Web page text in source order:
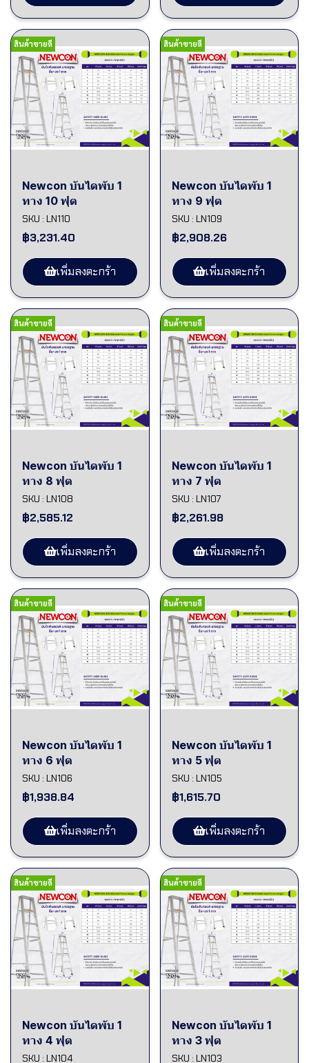
สินค้าขายดี
Newcon บันไดพับ 1
ทาง 10 ฟุต
SKU : LN110
฿3,231.40
เพิ่มลงตะกร้า
สินค้าขายดี
Newcon บันไดพับ 1
ทาง 9 ฟุต
SKU : LN109
฿2,908.26
เพิ่มลงตะกร้า
สินค้าขายดี
Newcon บันไดพับ 1
ทาง 8 ฟุต
SKU : LN108
฿2,585.12
เพิ่มลงตะกร้า
สินค้าขายดี
Newcon บันไดพับ 1
ทาง 7 ฟุต
SKU : LN107
฿2,261.98
เพิ่มลงตะกร้า
สินค้าขายดี
Newcon บันไดพับ 1
ทาง 6 ฟุต
SKU : LN106
฿1,938.84
เพิ่มลงตะกร้า
สินค้าขายดี
Newcon บันไดพับ 1
ทาง 5 ฟุต
SKU : LN105
฿1,615.70
เพิ่มลงตะกร้า
สินค้าขายดี
Newcon บันไดพับ 1
ทาง 4 ฟุต
SKU : LN104
สินค้าขายดี
Newcon บันไดพับ 1
ทาง 3 ฟุต
SKU : LN103